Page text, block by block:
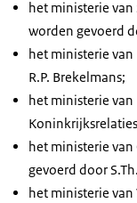
het ministerie
worden gevoerd
het ministerie
R.P. Brekelmans;
het ministerie
het ministerie
gevoerd door
het ministerie